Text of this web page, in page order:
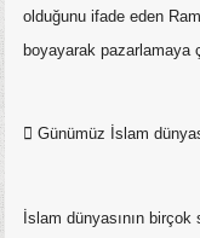
olduğunu ifade eden
boyayarak pazarlamaya
 Günümüz İslam
İslam dünyasının